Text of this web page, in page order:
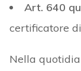
Art. 640
certificatore
Nella